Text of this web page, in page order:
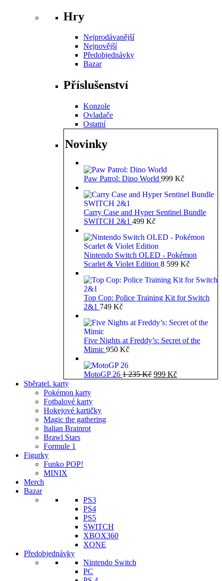
Hry
Nejprodávanější
Nejnovější
Předobjednávky
Bazar
Příslušenství
Konzole
Ovladače
Ostatní
Novinky
Paw Patrol: Dino World 999 Kč
Carry Case and Hyper Sentinel Bundle
SWITCH 2&1 499 Kč
Nintendo Switch OLED - Pokémon
Scarlet & Violet Edition 8 599 Kč
Top Cop: Police Training Kit for Switch
2&1 749 Kč
Five Nights at Freddy’s: Secret of the
Mimic 950 Kč
MotoGP 26 1 235Kč Původní
999 KčAktuální
Sběratel. karty
Pokémon karty
Fotbalové karty
Hokejové kartičky
Magic the gathering
Italian Brainrot
Brawl Stars
Formule 1
Figurky
Funko POP!
MINIX
Merch
Bazar
PS3
PS4
PS5
SWITCH
XBOX360
XONE
Předobjednávky
Nintendo Switch
PC